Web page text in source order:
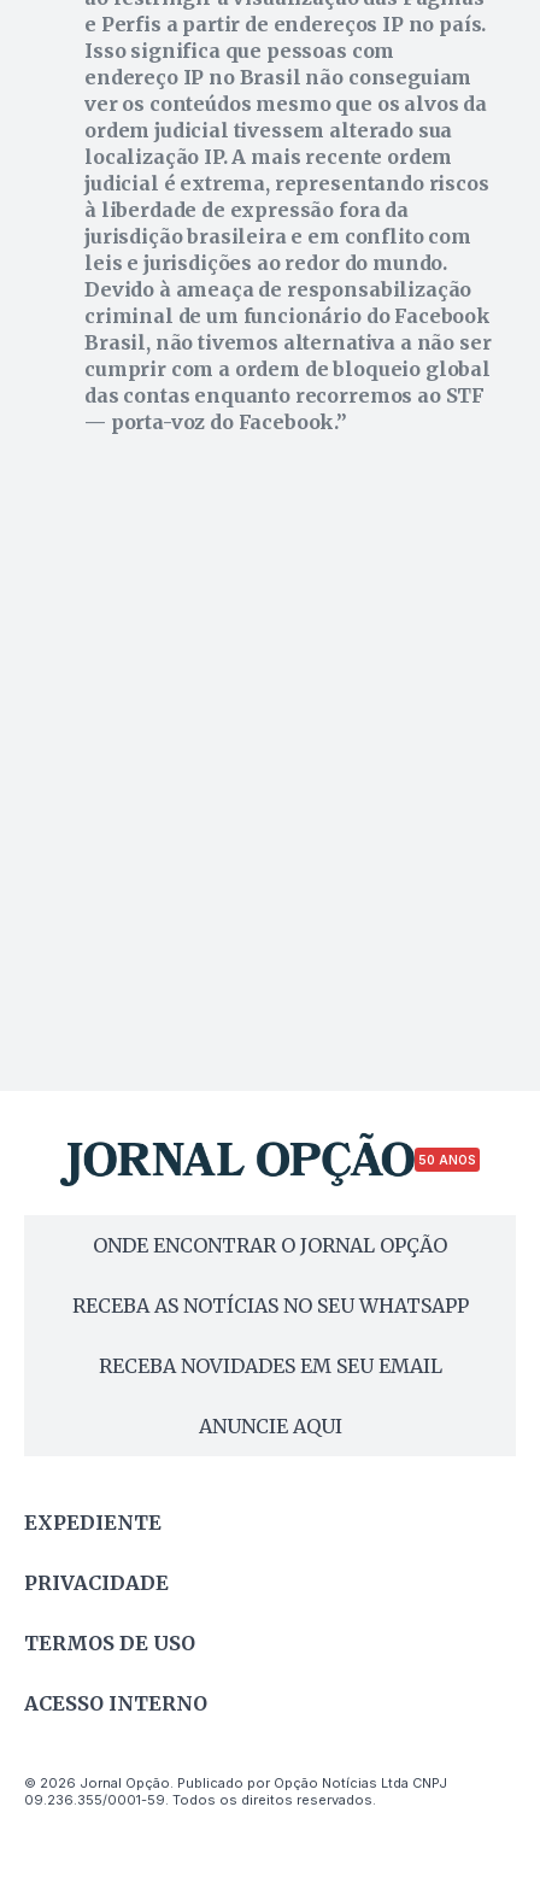
e Perfis a partir de endereços IP no país.
Isso significa que pessoas com
endereço IP no Brasil não conseguiam
ver os conteúdos mesmo que os alvos da
ordem judicial tivessem alterado sua
localização IP. A mais recente ordem
judicial é extrema, representando riscos
à liberdade de expressão fora da
jurisdição brasileira e em conflito com
leis e jurisdições ao redor do mundo.
Devido à ameaça de responsabilização
criminal de um funcionário do Facebook
Brasil, não tivemos alternativa a não ser
cumprir com a ordem de bloqueio global
das contas enquanto recorremos ao STF
— porta-voz do Facebook.
50 ANOS
ONDE ENCONTRAR O JORNAL OPÇÃO
RECEBA AS NOTÍCIAS NO SEU WHATSAPP
RECEBA NOVIDADES EM SEU EMAIL
ANUNCIE AQUI
EXPEDIENTE
PRIVACIDADE
TERMOS DE USO
ACESSO INTERNO
© 2026 Jornal Opção. Publicado por Opção Notícias Ltda CNPJ
09.236.355/0001-59. Todos os direitos reservados.